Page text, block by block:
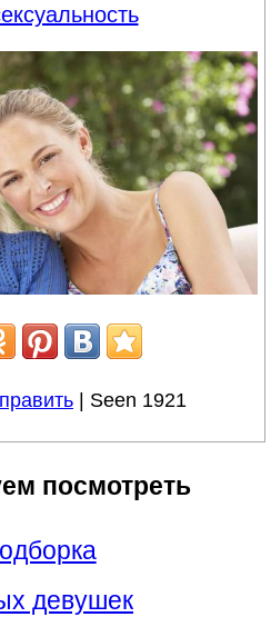
| Seen 1921
посмотреть
девушек